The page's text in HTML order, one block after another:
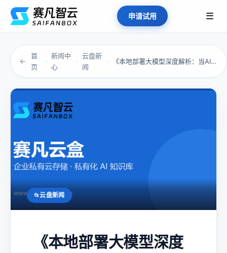
申请试用 ☰
←
首
页
›
新闻中
心
›
云盘新
闻
› 《本地部署大模型深度解析：当AI开始“记住”...
云盘新闻
《本地部署大模型深度